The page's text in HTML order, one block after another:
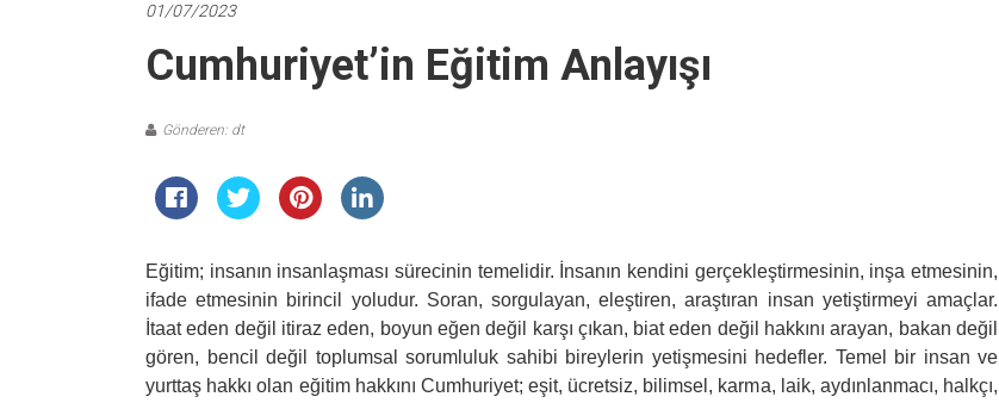
01/07/2023
Cumhuriyet’in Eğitim Anlayışı
Gönderen: dt
Eğitim; insanın insanlaşması sürecinin temelidir. İnsanın kendini gerçekleştirmesinin, inşa etmesinin,
ifade etmesinin birincil yoludur. Soran, sorgulayan, eleştiren, araştıran insan yetiştirmeyi amaçlar.
İtaat eden değil itiraz eden, boyun eğen değil karşı çıkan, biat eden değil hakkını arayan, bakan değil
gören, bencil değil toplumsal sorumluluk sahibi bireylerin yetişmesini hedefler. Temel bir insan ve
yurttaş hakkı olan eğitim hakkını Cumhuriyet; eşit, ücretsiz, bilimsel, karma, laik, aydınlanmacı, halkçı,